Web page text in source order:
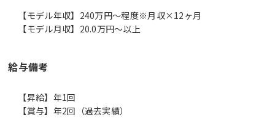
【モデル年収】240万円〜程度※月収×12ヶ月
【モデル月収】20.0万円〜以上
給与備考
【昇給】年1回
【賞与】年2回（過去実績）